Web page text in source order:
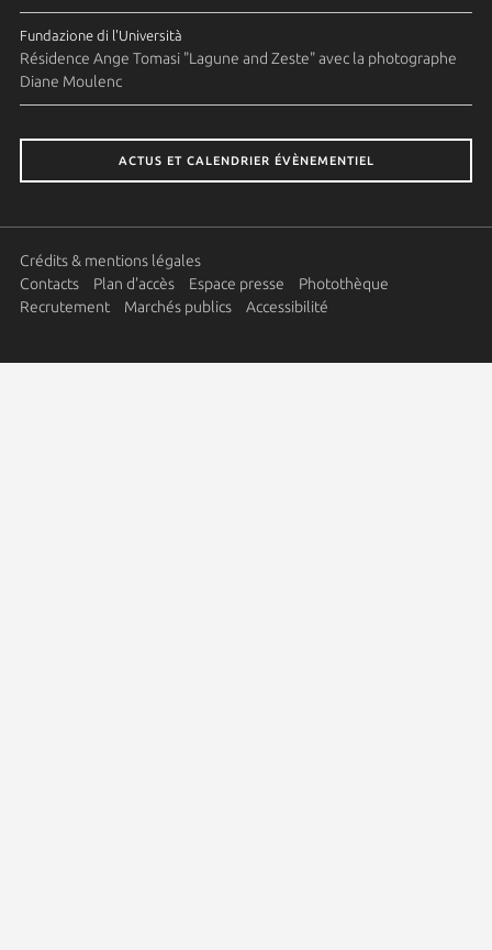
Fundazione di l'Università
Résidence Ange Tomasi "Lagune and Zeste" avec la photographe
Diane Moulenc
ACTUS ET CALENDRIER ÉVÈNEMENTIEL
Crédits & mentions légales
Contacts
Plan d'accès Espace presse
Photothèque
Recrutement
Marchés publics Accessibilité